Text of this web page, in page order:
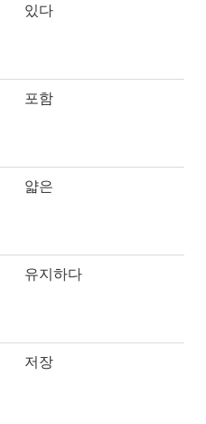
있다
포함
얇은
유지하다
저장